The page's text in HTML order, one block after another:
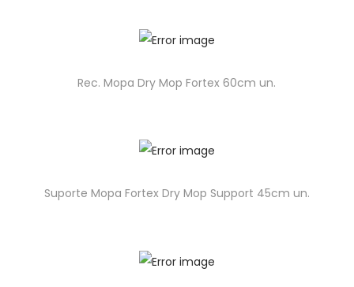
Rec. Mopa Dry Mop Fortex 60cm un.
Suporte Mopa Fortex Dry Mop Support 45cm un.